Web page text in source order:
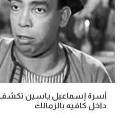
أسرة إسماعيل ياسين تكشف
داخل كافيه بالزمالك